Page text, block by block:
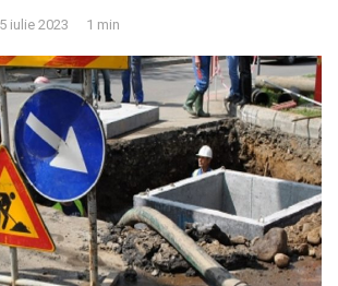
5 iulie 2023 1 min